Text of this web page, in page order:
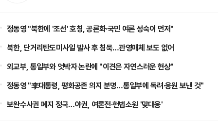
정동영 "북한에 '조선' 호칭, 공론화·국민 여론 성숙이 먼저"
북한, 단거리탄도미사일 발사 후 침묵…관영매체 보도 없어
외교부, 통일부와 엇박자 논란에 "이견은 자연스러운 현상"
정동영 "李대통령, 평화공존 의지 분명…통일부에 독려·응원 보낸 것"
보완수사권 폐지 정국…야권, 여론전·헌법소원 '맞대응'